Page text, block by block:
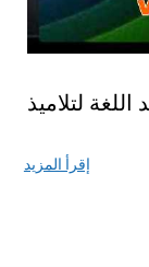
لتلاميذ
إقرأ المزيد